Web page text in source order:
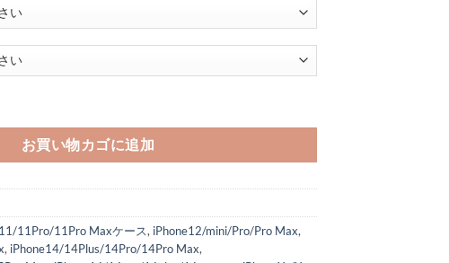
お買い物カゴに追加
11Pro/11Pro Maxケース, iPhone12/mini/Pro/Pro Max,
, iPhone14/14Plus/14Pro/14Pro Max,